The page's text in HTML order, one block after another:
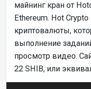
майнинг кран от
Ethereum. Hot
криптовалюты,
выполнение
просмотр видео.
22 SHIB, или